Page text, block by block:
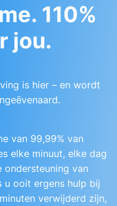
110%
jou.
is hier – en wordt
van 99,99% van
elke minuut, elke dag
ondersteuning van
u ooit ergens hulp bij
verwijderd zijn,